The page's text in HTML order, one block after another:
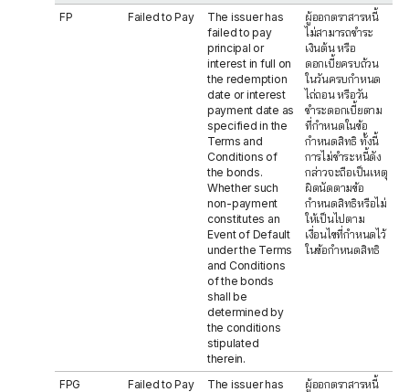
FP
Failed to Pay
The issuer has
failed to pay
principal or
interest in full on
the redemption
date or interest
payment date as
specified in the
Terms and
Conditions of
the bonds.
Whether such
non-payment
constitutes an
Event of Default
under the Terms
and Conditions
of the bonds
shall be
determined by
the conditions
stipulated
therein.
ผู้ออกตราสารหนี้
ไม่สามารถชำระ
เงินต้น หรือ
ดอกเบี้ยครบถ้วน
ในวันครบกำหนด
ไถ่ถอน หรือวัน
ชำระดอกเบี้ยตาม
ที่กำหนดในข้อ
กำหนดสิทธิ ทั้งนี้
การไม่ชำระหนี้ดัง
กล่าวจะถือเป็นเหตุ
ผิดนัดตามข้อ
กำหนดสิทธิหรือไม่
ให้เป็นไปตาม
เงื่อนไขที่กำหนดไว้
ในข้อกำหนดสิทธิ
FPG
Failed to Pay
The issuer has
ผู้ออกตราสารหนี้